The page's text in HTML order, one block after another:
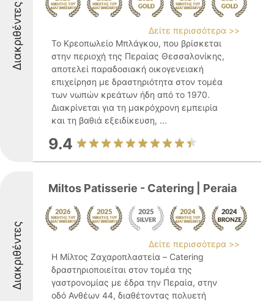
Διακριθέντες
Δείτε περισσότερα >>
Το Κρεοπωλείο Μπλάγκου, που βρίσκεται
στην περιοχή της Περαίας Θεσσαλονίκης,
αποτελεί παραδοσιακή οικογενειακή
επιχείρηση με δραστηριότητα στον τομέα
των νωπών κρεάτων ήδη από το 1970.
Διακρίνεται για τη μακρόχρονη εμπειρία
και τη βαθιά εξειδίκευση, ...
9.4
Διακριθέντες
Miltos Patisserie - Catering | Peraia
Δείτε περισσότερα >>
Η Μίλτος Ζαχαροπλαστεία – Catering
δραστηριοποιείται στον τομέα της
γαστρονομίας με έδρα την Περαία, στην
οδό Ανθέων 44, διαθέτοντας πολυετή